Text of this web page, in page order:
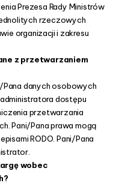
Prezesa Rady Ministrów
rzeczowych
organizacji i zakresu
z przetwarzaniem
danych osobowych
dostępu
przetwarzania
Pani/Pana prawa mogą
RODO. Pani/Pana
wobec